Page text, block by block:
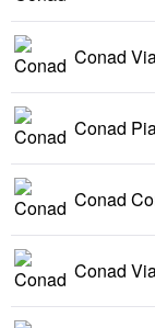
Conad
Conad
Conad
Conad